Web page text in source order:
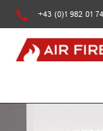
 +43 (0)1 982 01